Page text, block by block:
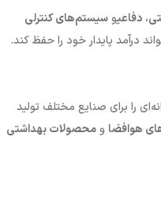
، دفاعیوسیستم‌های کنترلی
درآمد پایدار خود را حفظ کند.
را برای صنایع مختلف تولید
هوافضاومحصولات بهداشتی